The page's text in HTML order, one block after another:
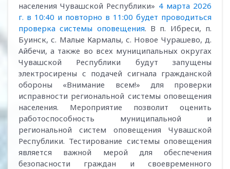
населения Чувашской Республики» 4 марта 2026
г. в 10:40 и повторно в 11:00 будет проводиться
проверка системы оповещения. В п. Ибреси, п.
Буинск, с. Малые Кармалы, с. Новое Чурашево, д.
Айбечи, а также во всех муниципальных округах
Чувашской Республики будут запущены
электросирены с подачей сигнала гражданской
обороны «Внимание всем!» для проверки
исправности региональной системы оповещения
населения. Мероприятие позволит оценить
работоспособность муниципальной и
региональной систем оповещения Чувашской
Республики. Тестирование системы оповещения
является важной мерой для обеспечения
безопасности граждан и своевременного